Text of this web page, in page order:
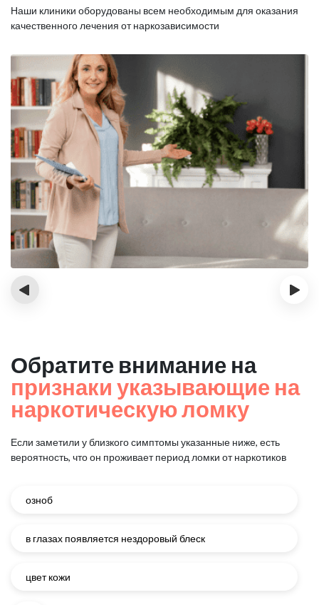
Наши клиники оборудованы всем необходимым для оказания
качественного лечения от наркозависимости
‹ ›
Обратите внимание на
признаки указывающие на
наркотическую ломку
Если заметили у близкого симптомы указанные ниже, есть
вероятность, что он проживает период ломки от наркотиков
озноб
в глазах появляется нездоровый блеск
цвет кожи